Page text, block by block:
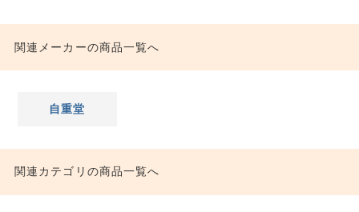
関連メーカーの商品一覧へ
自重堂
関連カテゴリの商品一覧へ